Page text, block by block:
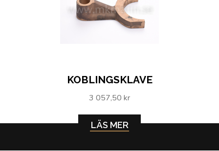
KOBLINGSKLAVE
3 057,50 kr
LÄS MER